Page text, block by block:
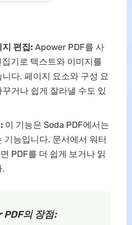
편집: Apower PDF를 사
기로 텍스트와 이미지를
다. 페이지 요소와 구성 요
거나 쉽게 잘라낼 수도 있
이 기능은 Soda PDF에서는
기능입니다. 문서에서 워터
PDF를 더 쉽게 보거나 읽
.
의 장점: